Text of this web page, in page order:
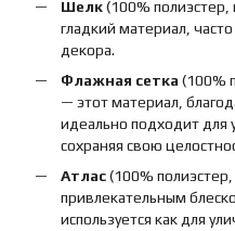
Шелк(100% полиэстер,
гладкий материал,
декора.
Флажная сетка (100%
— этот материал,
идеально подходит для
сохраняя свою
Атлас(100%
привлекательным
используется как для